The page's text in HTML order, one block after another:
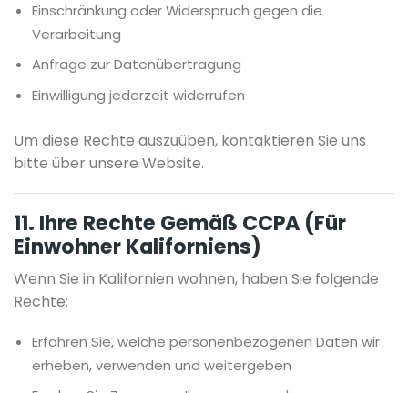
Einschränkung oder Widerspruch gegen die
Verarbeitung
Anfrage zur Datenübertragung
Einwilligung jederzeit widerrufen
Um diese Rechte auszuüben, kontaktieren Sie uns
bitte über unsere Website.
11. Ihre Rechte Gemäß CCPA (für
Einwohner Kaliforniens)
Wenn Sie in Kalifornien wohnen, haben Sie folgende
Rechte:
Erfahren Sie, welche personenbezogenen Daten wir
erheben, verwenden und weitergeben